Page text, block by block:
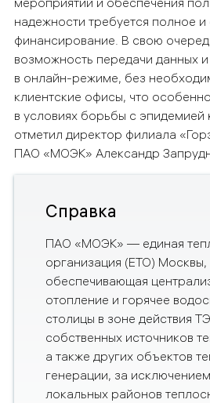
надежности требуется полное
финансирование. В свою
возможность передачи данных
в онлайн-режиме, без
клиентские офисы, что
в условиях борьбы с эпидемией
отметил директор филиала
ПАО «МОЭК» Александр
Справка
ПАО «МОЭК» — единая
организация (ЕТО) Москвы,
обеспечивающая
отопление и горячее
столицы в зоне действия
собственных источников
а также других объектов
генерации, за
локальных районов